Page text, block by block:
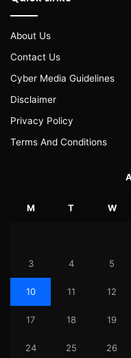
About Us
Contact Us
Cyber Media Guidelines
Disclaimer
Privacy Policy
Terms And Conditions
M T W
3 4 5
10 11 12
17 18 19
24 25 26